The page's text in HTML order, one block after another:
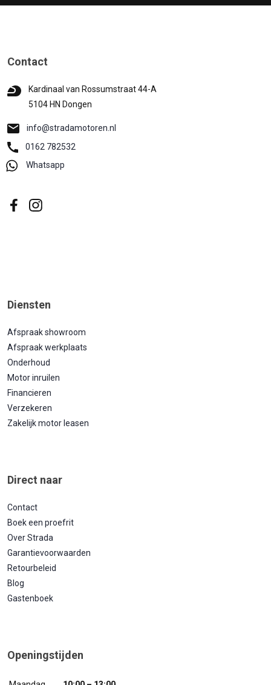
Contact
Kardinaal van Rossumstraat 44-A
5104 HN Dongen
info@stradamotoren.nl
0162 782532
Whatsapp
Diensten
Afspraak showroom
Afspraak werkplaats
Onderhoud
Motor inruilen
Financieren
Verzekeren
Zakelijk motor leasen
Direct naar
Contact
Boek een proefrit
Over Strada
Garantievoorwaarden
Retourbeleid
Blog
Gastenboek
Openingstijden